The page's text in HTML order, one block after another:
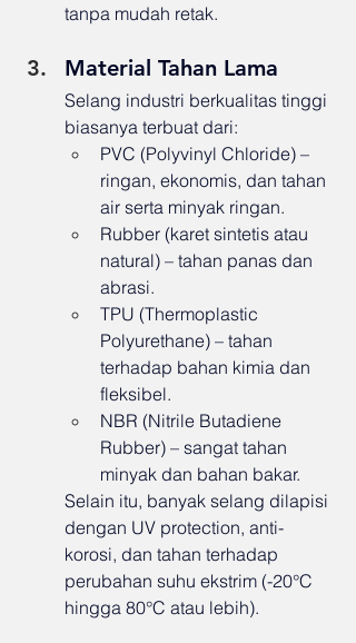
tanpa mudah retak.
Material Tahan Lama
Selang industri berkualitas tinggi
biasanya terbuat dari:
PVC (Polyvinyl Chloride) –
ringan, ekonomis, dan tahan
air serta minyak ringan.
Rubber (karet sintetis atau
natural) – tahan panas dan
abrasi.
TPU (Thermoplastic
Polyurethane) – tahan
terhadap bahan kimia dan
fleksibel.
NBR (Nitrile Butadiene
Rubber) – sangat tahan
minyak dan bahan bakar.
Selain itu, banyak selang dilapisi
dengan UV protection, anti-
korosi, dan tahan terhadap
perubahan suhu ekstrim (-20°C
hingga 80°C atau lebih).